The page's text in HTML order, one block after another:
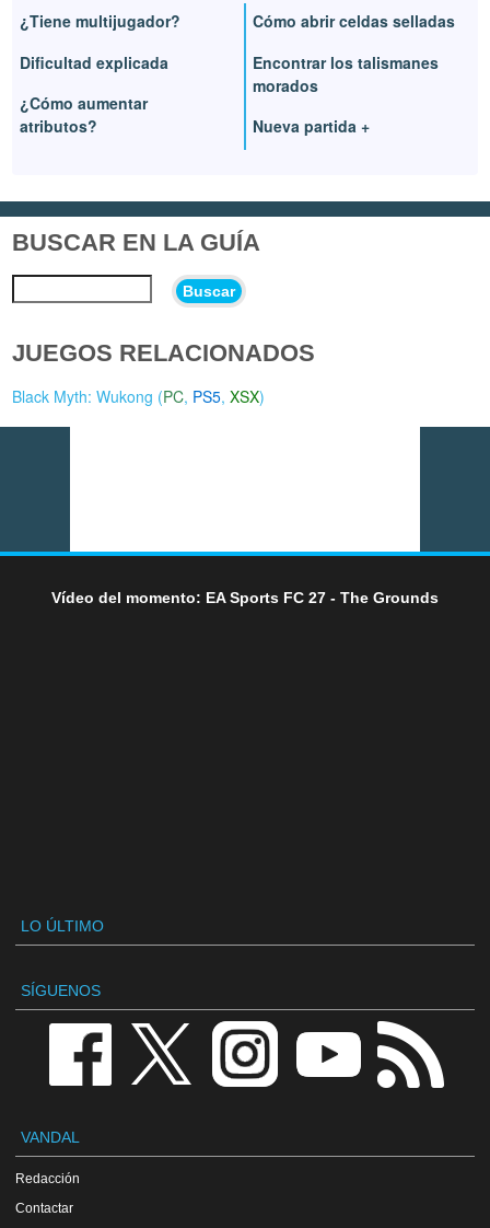
¿Tiene multijugador?
Dificultad explicada
¿Cómo aumentar
atributos?
Cómo abrir celdas selladas
Encontrar los talismanes
morados
Nueva partida +
BUSCAR EN LA GUÍA
Buscar
JUEGOS RELACIONADOS
Black Myth: Wukong (PC, PS5,XSX)
Vídeo del momento: EA Sports FC 27 - The Grounds
LO ÚLTIMO
SÍGUENOS
VANDAL
Redacción
Contactar